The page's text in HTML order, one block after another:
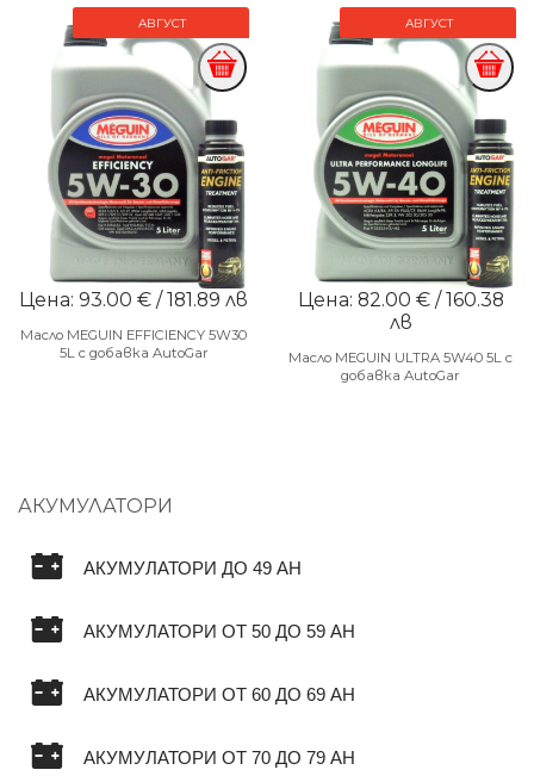
АВГУСТ
Цена: 93.00 € / 181.89 лв
Масло MEGUIN EFFICIENCY 5W30
5L с добавка AutoGar
АВГУСТ
Цена: 82.00 € / 160.38
лв
Масло MEGUIN ULTRA 5W40 5L с
добавка AutoGar
АКУМУЛАТОРИ
АКУМУЛАТОРИ ДО 49 AH
АКУМУЛАТОРИ ОТ 50 ДО 59 AH
АКУМУЛАТОРИ ОТ 60 ДО 69 AH
АКУМУЛАТОРИ ОТ 70 ДО 79 AH